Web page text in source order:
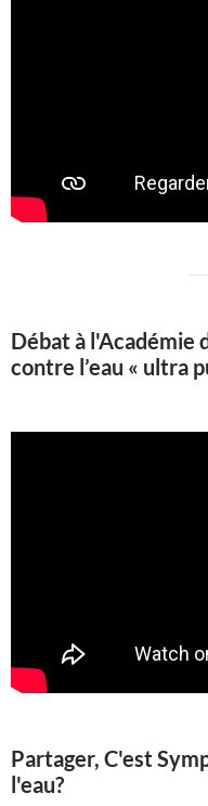
Débat à l'Académie
contre l’eau « ultra
Partager, C'est
l'eau?